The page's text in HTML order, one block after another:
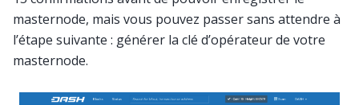
masternode, mais vous pouvez passer sans attendre à
l’étape suivante : générer la clé d’opérateur de votre
masternode.